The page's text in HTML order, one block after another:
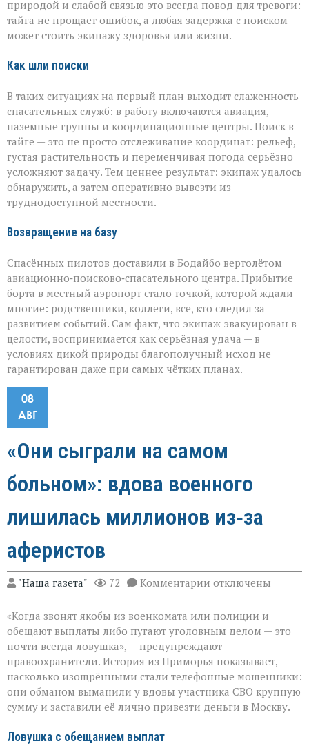
природой и слабой связью это всегда повод для тревоги:
тайга не прощает ошибок, а любая задержка с поиском
может стоить экипажу здоровья или жизни.
Как шли поиски
В таких ситуациях на первый план выходит слаженность
спасательных служб: в работу включаются авиация,
наземные группы и координационные центры. Поиск в
тайге — это не просто отслеживание координат: рельеф,
густая растительность и переменчивая погода серьёзно
усложняют задачу. Тем ценнее результат: экипаж удалось
обнаружить, а затем оперативно вывезти из
труднодоступной местности.
Возвращение на базу
Спасённых пилотов доставили в Бодайбо вертолётом
авиационно‑поисково‑спасательного центра. Прибытие
борта в местный аэропорт стало точкой, которой ждали
многие: родственники, коллеги, все, кто следил за
развитием событий. Сам факт, что экипаж эвакуирован в
целости, воспринимается как серьёзная удача — в
условиях дикой природы благополучный исход не
гарантирован даже при самых чётких планах.
08
АВГ
«Они сыграли на самом
больном»: вдова военного
лишилась миллионов из‑за
аферистов
"Наша газета" 72 Комментарии к
записи
сыграли
на
самом
больном»:
вдова
военного
лишилась
миллионов
из‑за
отключены
«Когда звонят якобы из военкомата или полиции и
обещают выплаты либо пугают уголовным делом — это
почти всегда ловушка», — предупреждают
правоохранители. История из Приморья показывает,
насколько изощрёнными стали телефонные мошенники:
они обманом выманили у вдовы участника СВО крупную
сумму и заставили её лично привезти деньги в Москву.
Ловушка с обещанием выплат